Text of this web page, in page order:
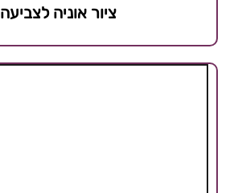
ציור אוניה לצביעה